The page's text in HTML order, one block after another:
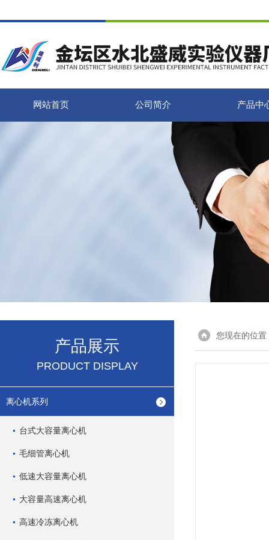
网站首页 公司简介 产品中
产品展示
PRODUCT DISPLAY
离心机系列
台式大容量离心机
毛细管离心机
低速大容量离心机
大容量高速离心机
高速冷冻离心机
您现在的位置